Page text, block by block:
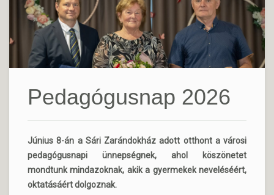
Pedagógusnap 2026
Június 8-án a Sári Zarándokház adott otthont a városi
pedagógusnapi ünnepségnek, ahol köszönetet
mondtunk mindazoknak, akik a gyermekek neveléséért,
oktatásáért dolgoznak.